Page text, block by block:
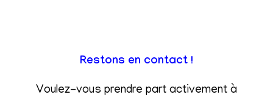
Restons en contact !
Voulez-vous prendre part activement à